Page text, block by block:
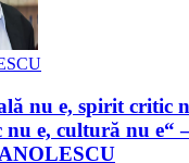
nu e, spirit critic
e, cultură nu e“